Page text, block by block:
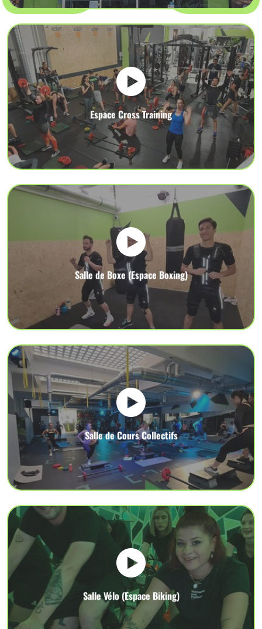
Espace Cross Training
Salle de Boxe (Espace Boxing)
Salle de Cours Collectifs
Salle Vélo (Espace Biking)